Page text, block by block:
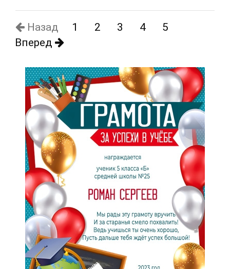
Назад 1 2 3 4
5
Вперед